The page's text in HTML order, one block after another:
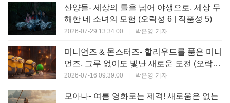
산양들- 세상의 틀을 넘어 야생으로, 세상 무
해한 네 소녀의 모험 (오락성 6 | 작품성 5)
2026-07-29 13:34:00 박은영 기자
미니언즈 & 몬스터즈- 할리우드를 품은 미니
언즈, 그루 없이도 빛난 새로운 도전 (오락성
7 | 작품성 6)
2026-07-16 09:39:00 박은영 기자
모아나- 여름 영화로는 제격! 새로움은 없는